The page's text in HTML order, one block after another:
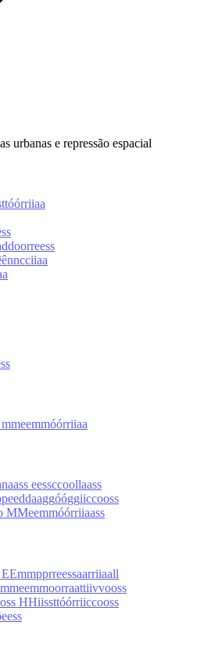
urbanas e repressão espacial
ttóórriiaa
ss
ddoorreess
ênncciiaa
a
ss
mmeemmóórriiaa
naass eessccoollaass
peeddaaggóóggiiccooss
MMeemmóórriiaass
EEmmpprreessaarriiaall
mmeemmoorraattiivvooss
oss HHiissttóórriiccooss
eess